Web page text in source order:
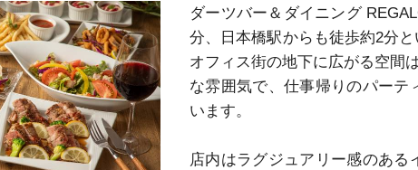
ダーツバー＆ダイニング
分、日本橋駅からも徒歩約2分
オフィス街の地下に広がる空間
な雰囲気で、仕事帰りのパーテ
います。
店内はラグジュアリー感のある